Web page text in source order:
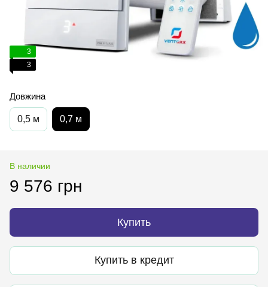
3
3
Довжина
0,5 м 0,7 м
В наличии
9 576 грн
Купить
Купить в кредит